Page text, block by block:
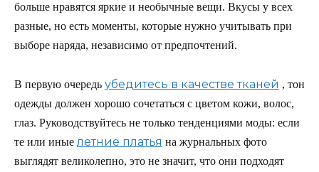
больше нравятся яркие и необычные вещи. Вкусы у всех
разные, но есть моменты, которые нужно учитывать при
выборе наряда, независимо от предпочтений.
В первую очередь убедитесь в качестве тканей , тон
одежды должен хорошо сочетаться с цветом кожи, волос,
глаз. Руководствуйтесь не только тенденциями моды: если
те или иные летние платья на журнальных фото
выглядят великолепно, это не значит, что они подходят